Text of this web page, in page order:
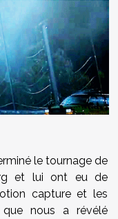
le tournage de
et lui ont eu de
capture et les
que nous a révélé